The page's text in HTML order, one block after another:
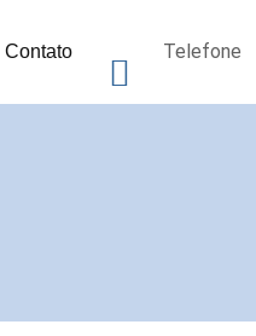
Contato Telefone